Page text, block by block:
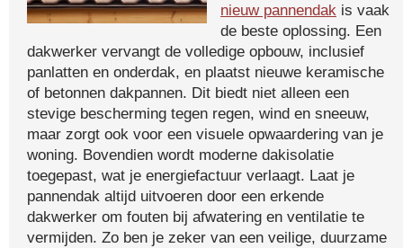
nieuw pannendak is vaak
de beste oplossing. Een
dakwerker vervangt de volledige opbouw, inclusief
panlatten en onderdak, en plaatst nieuwe keramische
of betonnen dakpannen. Dit biedt niet alleen een
stevige bescherming tegen regen, wind en sneeuw,
maar zorgt ook voor een visuele opwaardering van je
woning. Bovendien wordt moderne dakisolatie
toegepast, wat je energiefactuur verlaagt. Laat je
pannendak altijd uitvoeren door een erkende
dakwerker om fouten bij afwatering en ventilatie te
vermijden. Zo ben je zeker van een veilige, duurzame